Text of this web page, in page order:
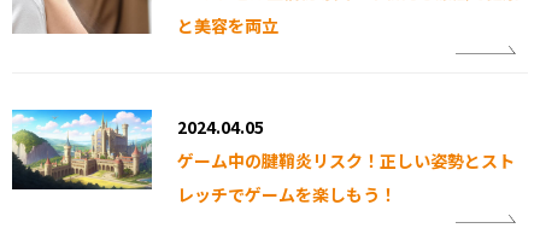
と美容を両立
2024.04.05
ゲーム中の腱鞘炎リスク！正しい姿勢とスト
レッチでゲームを楽しもう！